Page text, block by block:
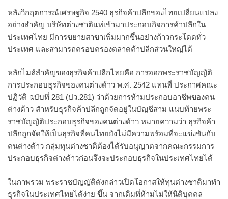
หลังวิกฤตการณ์เศรษฐกิจ 2540 ธุรกิจค้าปลีกของไทยเปลี่ยนแปลง
อย่างสำคัญ บริษัทต่างชาติแห่เข้ามาประกอบกิจการค้าปลีกใน
ประเทศไทย มีการขยายสาขาเพิ่มมากขึ้นอย่างก้าวกระโดดทั่ว
ประเทศ และสามารถครอบครองตลาดค้าปลีกส่วนใหญ่ได้
หลักไมล์สำคัญของธุรกิจค้าปลีกไทยคือ การออกพระราชบัญญัติ
การประกอบธุรกิจของคนต่างด้าว พ.ศ. 2542 แทนที่ ประกาศคณะ
ปฏิวัติ ฉบับที่ 281 (ปว.281) ว่าด้วยการห้ามประกอบอาชีพของคน
ต่างด้าว สำหรับธุรกิจค้าปลีกถูกจัดอยู่ในบัญชีสาม แนบท้ายพระ
ราชบัญญัติประกอบธุรกิจของคนต่างด้าว หมายความว่า ธุรกิจค้า
ปลีกถูกจัดให้เป็นธุรกิจที่คนไทยยังไม่มีความพร้อมที่จะแข่งขันกับ
คนต่างด้าว กลุ่มทุนต่างชาติต้องได้รับอนุญาตจากคณะกรรมการ
ประกอบธุรกิจต่างด้าวก่อนจึงจะประกอบธุรกิจในประเทศไทยได้
ในภาพรวม พระราชบัญญัติดังกล่าวเปิดโอกาสให้ทุนต่างชาติมาทำ
ธุรกิจในประเทศไทยได้ง่าย ขึ้น จากเดิมที่ห้ามไม่ให้นิติบุคคล